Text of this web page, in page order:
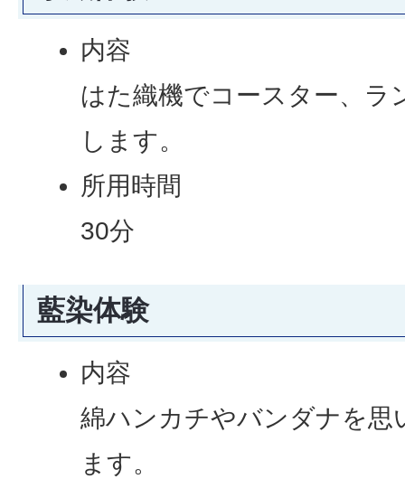
内容
はた織機でコースター、ラ
します。
所用時間
30分
藍染体験
内容
綿ハンカチやバンダナを思
ます。